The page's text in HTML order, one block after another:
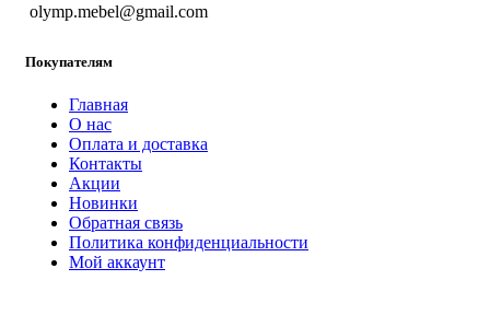
olymp.mebel@gmail.com
Покупателям
Главная
О нас
Оплата и доставка
Контакты
Акции
Новинки
Обратная связь
Политика конфиденциальности
Мой аккаунт